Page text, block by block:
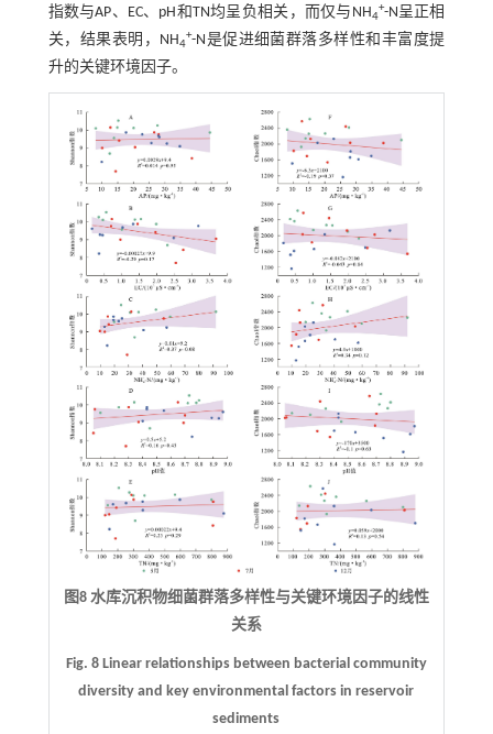
指数与AP、EC、pH和TN均呈负相关，而仅与NH4
+-N呈正相
关，结果表明，NH4
+-N是促进细菌群落多样性和丰富度提
升的关键环境因子。
图8 水库沉积物细菌群落多样性与关键环境因子的线性
关系
Fig. 8 Linear relationships between bacterial community
diversity and key environmental factors in reservoir
sediments